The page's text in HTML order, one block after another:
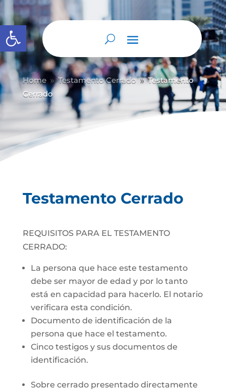
Abrir barra de herramientas
Home 9 Testamento Cerrado 9 Testamento
Cerrado
Testamento Cerrado
REQUISITOS PARA EL TESTAMENTO
CERRADO:
La persona que hace este testamento
debe ser mayor de edad y por lo tanto
está en capacidad para hacerlo. El notario
verificara esta condición.
Documento de identificación de la
persona que hace el testamento.
Cinco testigos y sus documentos de
identificación.
Sobre cerrado presentado directamente